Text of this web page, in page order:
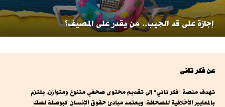
إجازة على قد الجيب.. من يقدر على المصيف؟
عن فكر تانى
تهدف منصة "فكر تاني" إلى تقديم محتوى صحفي متنوع ومتوازن، يلتزم
بالمعايير الأخلاقية للصحافة، ويعتمد مبادئ حقوق الإنسان كبوصلة لصك